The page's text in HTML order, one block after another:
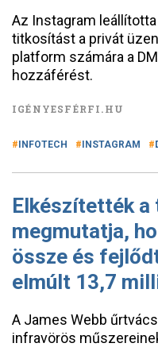
Az Instagram
titkosítást a privát
platform számára a
hozzáférést.
IGÉNYESFÉRFI.HU
INFOTECH INSTAGRAM
Elkészítették a
megmutatja,
össze és
elmúlt 13,7
A James Webb
infravörös